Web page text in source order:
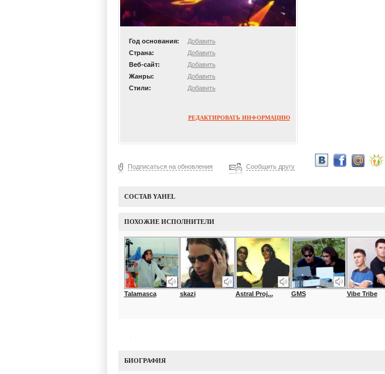
Год основания:
Добавить
Страна:
Добавить
Веб-сайт:
Добавить
Жанры:
Добавить
Стили:
Добавить
РЕДАКТИРОВАТЬ ИНФОРМАЦИЮ
Подписаться на обновления Сообщить другу
СОСТАВ YAHEL
ПОХОЖИЕ ИСПОЛНИТЕЛИ
Talamasca skazi Astral Proj... GMS Vibe Tribe
БИОГРАФИЯ